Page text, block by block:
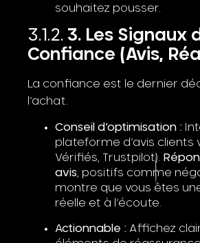
souhaitez pousser.
3. Les Signaux
Confiance (Avis,
La confiance est le dernier
l’achat.
Conseil d’optimisation :
plateforme d’avis clients
Vérifiés, Trustpilot).
avis , positifs comme
montre que vous êtes
réelle et à l’écoute.
Actionnable : Affichez